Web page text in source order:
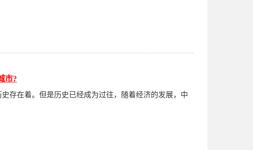
市?
存在着。但是历史已经成为过往，随着经济的发展，中